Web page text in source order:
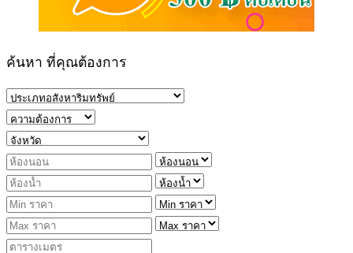
ค้นหา ที่คุณต้องการ